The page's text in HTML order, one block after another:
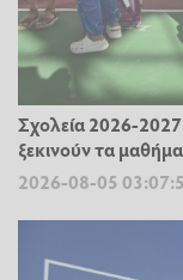
Σχολεία 2026-
ξεκινούν τα
2026-08-05